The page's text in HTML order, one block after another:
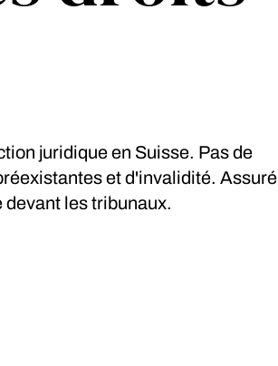
juridique en Suisse. Pas de
et d'invalidité. Assuré
les tribunaux.